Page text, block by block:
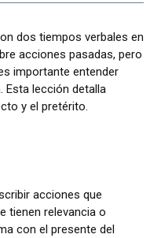
dos tiempos verbales en
acciones pasadas, pero
importante entender
Esta lección detalla
y el pretérito.
acciones que
tienen relevancia o
con el presente del